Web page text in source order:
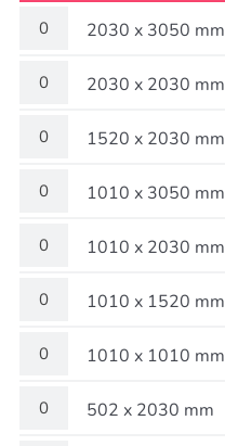
2030 x 3050 mm
2030 x 2030 mm
1520 x 2030 mm
1010 x 3050 mm
1010 x 2030 mm
1010 x 1520 mm
1010 x 1010 mm
502 x 2030 mm